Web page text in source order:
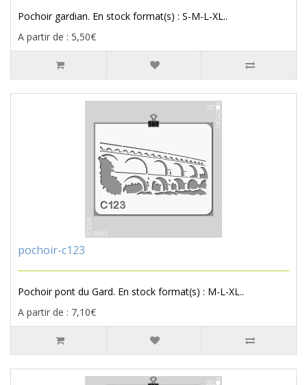
Pochoir gardian. En stock format(s) : S-M-L-XL..
A partir de : 5,50€
pochoir-c123
Pochoir pont du Gard. En stock format(s) : M-L-XL..
A partir de : 7,10€